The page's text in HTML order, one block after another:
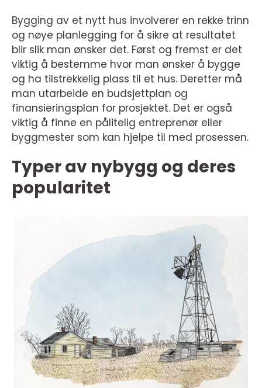
Bygging av et nytt hus involverer en rekke trinn
og nøye planlegging for å sikre at resultatet
blir slik man ønsker det. Først og fremst er det
viktig å bestemme hvor man ønsker å bygge
og ha tilstrekkelig plass til et hus. Deretter må
man utarbeide en budsjettplan og
finansieringsplan for prosjektet. Det er også
viktig å finne en pålitelig entreprenør eller
byggmester som kan hjelpe til med prosessen.
Typer av nybygg og deres
popularitet